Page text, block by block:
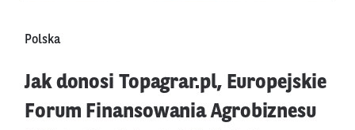
Polska
Jak donosi Topagrar.pl, Europejskie
Forum Finansowania Agrobiznesu